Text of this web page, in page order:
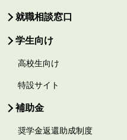
就職相談窓口
学生向け
高校生向け
特設サイト
補助金
奨学金返還助成制度